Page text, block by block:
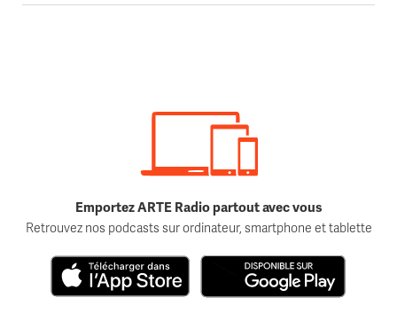
Emportez ARTE Radio partout avec vous
Retrouvez nos podcasts sur ordinateur, smartphone et tablette